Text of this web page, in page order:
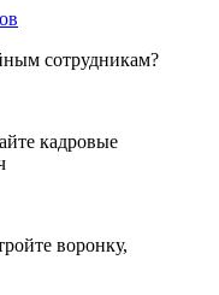
сотрудникам?
кадровые
воронку,